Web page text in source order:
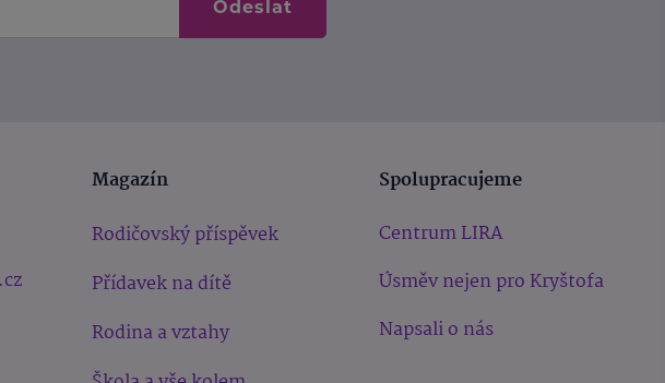
Odeslat
Magazín
Rodičovský příspěvek
Přídavek na dítě
Rodina a vztahy
Spolupracujeme
Centrum LIRA
Úsměv nejen pro Kryštofa
Napsali o nás